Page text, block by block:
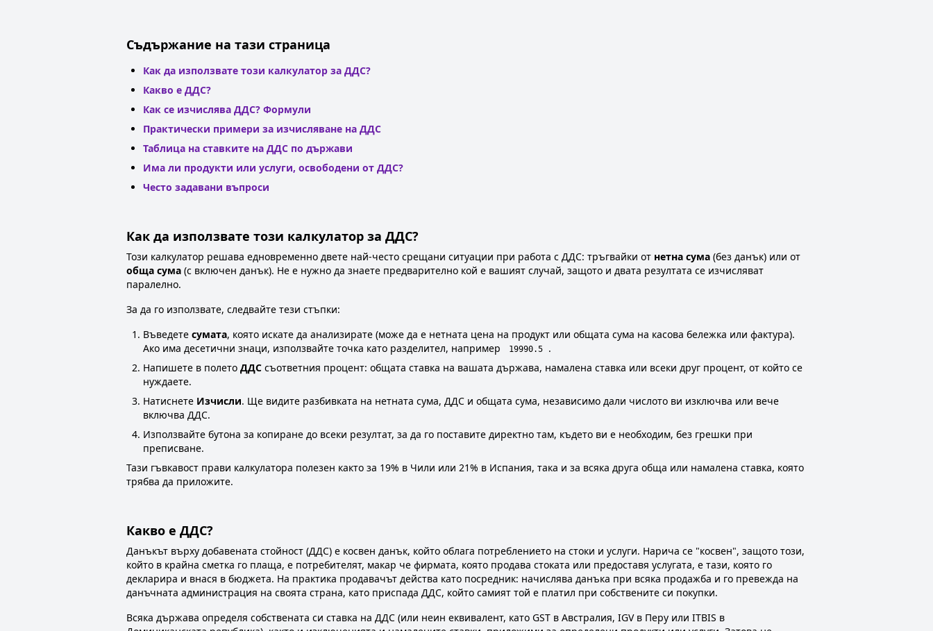
Съдържание на тази страница
Как да използвате този калкулатор за ДДС?
Какво е ДДС?
Как се изчислява ДДС? Формули
Практически примери за изчисляване на ДДС
Таблица на ставките на ДДС по държави
Има ли продукти или услуги, освободени от ДДС?
Често задавани въпроси
Как да използвате този калкулатор за ДДС?
Този калкулатор решава едновременно двете най-често срещани ситуации при работа с ДДС: тръгвайки от нетна сума (без данък) или от
обща сума (с включен данък). Не е нужно да знаете предварително кой е вашият случай, защото и двата резултата се изчисляват
паралелно.
За да го използвате, следвайте тези стъпки:
Въведете сумата, която искате да анализирате (може да е нетната цена на продукт или общата сума на касова бележка или фактура).
Ако има десетични знаци, използвайте точка като разделител, например
19990.5
.
Напишете в полето ДДС съответния процент: общата ставка на вашата държава, намалена ставка или всеки друг процент, от който се
нуждаете.
Натиснете Изчисли. Ще видите разбивката на нетната сума, ДДС и общата сума, независимо дали числото ви изключва или вече
включва ДДС.
Използвайте бутона за копиране до всеки резултат, за да го поставите директно там, където ви е необходим, без грешки при
преписване.
Тази гъвкавост прави калкулатора полезен както за 19% в Чили или 21% в Испания, така и за всяка друга обща или намалена ставка, която
трябва да приложите.
Какво е ДДС?
Данъкът върху добавената стойност (ДДС) е косвен данък, който облага потреблението на стоки и услуги. Нарича се "косвен", защото този,
който в крайна сметка го плаща, е потребителят, макар че фирмата, която продава стоката или предоставя услугата, е тази, която го
декларира и внася в бюджета. На практика продавачът действа като посредник: начислява данъка при всяка продажба и го превежда на
данъчната администрация на своята страна, като приспада ДДС, който самият той е платил при собствените си покупки.
Всяка държава определя собствената си ставка на ДДС (или неин еквивалент, като GST в Австралия, IGV в Перу или ITBIS в